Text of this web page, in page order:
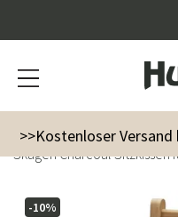
>>Kostenloser
Garten Kissen
Skagen Charcoal Sitzkissen
-10%